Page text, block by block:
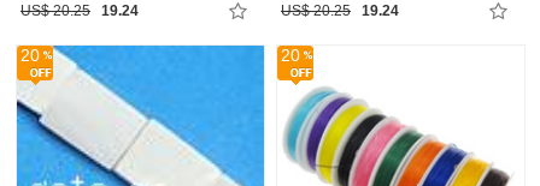
US$ 20.25 19.24 US$ 20.25 19.24
20 20